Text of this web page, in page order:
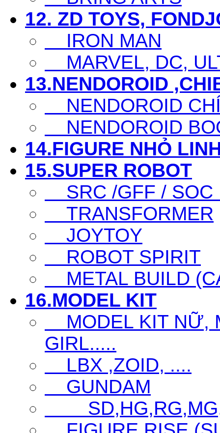
12. ZD TOYS,
IRON MAN
MARVEL, DC,
13.NENDOROID
NENDOROID
NENDOROID
14.FIGURE NHỎ
15.SUPER ROBOT
SRC /GFF / SOC
TRANSFORMER
JOYTOY
ROBOT SPIRIT
METAL BUILD
16.MODEL KIT
MODEL KIT NỮ,
GIRL.....
LBX ,ZOID, ....
GUNDAM